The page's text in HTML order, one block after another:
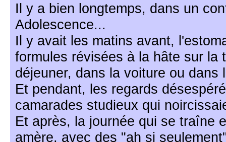
Il y a bien longtemps, dans un
Adolescence...
Il y avait les matins avant,
formules révisées à la hâte sur la
déjeuner, dans la voiture ou dans
Et pendant, les regards
camarades studieux qui
Et après, la journée qui se traîne
amère, avec des "ah si